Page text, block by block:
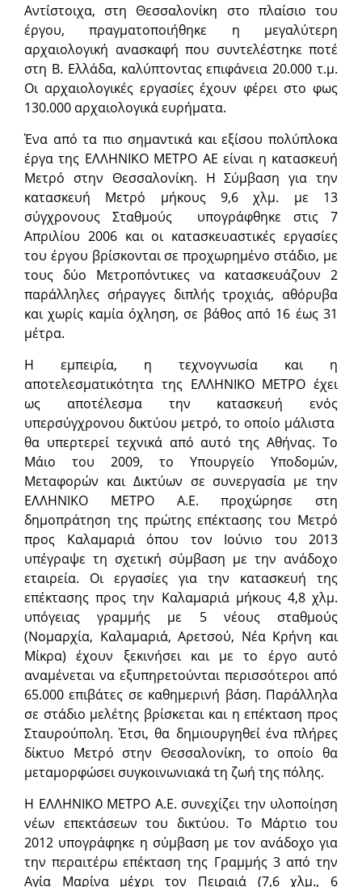
Αντίστοιχα, στη Θεσσαλονίκη στο πλαίσιο του
έργου, πραγματοποιήθηκε η μεγαλύτερη
αρχαιολογική ανασκαφή που συντελέστηκε ποτέ
στη Β. Ελλάδα, καλύπτοντας επιφάνεια 20.000 τ.μ.
Οι αρχαιολογικές εργασίες έχουν φέρει στο φως
130.000 αρχαιολογικά ευρήματα.
Ένα από τα πιο σημαντικά και εξίσου πολύπλοκα
έργα της ΕΛΛΗΝΙΚΟ ΜΕΤΡΟ ΑΕ είναι η κατασκευή
Μετρό στην Θεσσαλονίκη. Η Σύμβαση για την
κατασκευή Μετρό μήκους 9,6 χλμ. με 13
σύγχρονους Σταθμούς υπογράφθηκε στις 7
Απριλίου 2006 και οι κατασκευαστικές εργασίες
του έργου βρίσκονται σε προχωρημένο στάδιο, με
τους δύο Μετροπόντικες να κατασκευάζουν 2
παράλληλες σήραγγες διπλής τροχιάς, αθόρυβα
και χωρίς καμία όχληση, σε βάθος από 16 έως 31
μέτρα.
Η εμπειρία, η τεχνογνωσία και η
αποτελεσματικότητα της ΕΛΛΗΝΙΚΟ ΜΕΤΡΟ έχει
ως αποτέλεσμα την κατασκευή ενός
υπερσύγχρονου δικτύου μετρό, το οποίο μάλιστα
θα υπερτερεί τεχνικά από αυτό της Αθήνας. Το
Μάιο του 2009, το Υπoυργείο Υποδομών,
Μεταφορών και Δικτύων σε συνεργασία με την
ΕΛΛΗΝΙΚΟ ΜΕΤΡΟ Α.Ε. προχώρησε στη
δημοπράτηση της πρώτης επέκτασης του Μετρό
προς Καλαμαριά όπου τον Ιούνιο του 2013
υπέγραψε τη σχετική σύμβαση με την ανάδοχο
εταιρεία. Οι εργασίες για την κατασκευή της
επέκτασης προς την Καλαμαριά μήκους 4,8 χλμ.
υπόγειας γραμμής με 5 νέους σταθμούς
(Νομαρχία, Καλαμαριά, Αρετσού, Νέα Κρήνη και
Μίκρα) έχουν ξεκινήσει και με το έργο αυτό
αναμένεται να εξυπηρετούνται περισσότεροι από
65.000 επιβάτες σε καθημερινή βάση. Παράλληλα
σε στάδιο μελέτης βρίσκεται και η επέκταση προς
Σταυρούπολη. Έτσι, θα δημιουργηθεί ένα πλήρες
δίκτυο Μετρό στην Θεσσαλονίκη, το οποίο θα
μεταμορφώσει συγκοινωνιακά τη ζωή της πόλης.
Η ΕΛΛΗΝΙΚΟ ΜΕΤΡΟ Α.Ε. συνεχίζει την υλοποίηση
νέων επεκτάσεων του δικτύου. Το Μάρτιο του
2012 υπογράφηκε η σύμβαση με τον ανάδοχο για
την περαιτέρω επέκταση της Γραμμής 3 από την
Αγία Μαρίνα μέχρι τον Πειραιά (7,6 χλμ., 6